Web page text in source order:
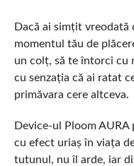
Dacă ai simțit vreodată
momentul tău de
un colț, să te întorci cu
cu senzația că ai ratat
primăvara cere altceva.
Device-ul Ploom AURA
cu efect uriaș în viața
tutunul, nu îl arde, iar